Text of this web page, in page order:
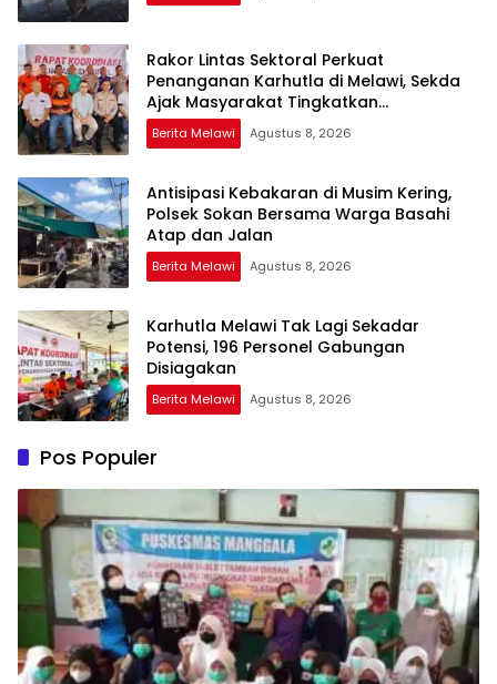
Rakor Lintas Sektoral Perkuat
Penanganan Karhutla di Melawi, Sekda
Ajak Masyarakat Tingkatkan
Kewaspadaan
Berita Melawi Agustus 8, 2026
Antisipasi Kebakaran di Musim Kering,
Polsek Sokan Bersama Warga Basahi
Atap dan Jalan
Berita Melawi Agustus 8, 2026
Karhutla Melawi Tak Lagi Sekadar
Potensi, 196 Personel Gabungan
Disiagakan
Berita Melawi Agustus 8, 2026
Pos Populer